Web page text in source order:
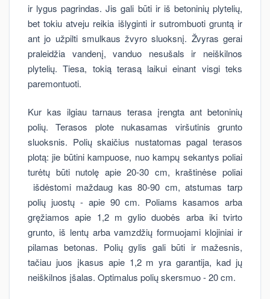
ir lygus pagrindas. Jis gali būti ir iš betoninių plytelių,
bet tokiu atveju reikia išlyginti ir sutrombuoti gruntą ir
ant jo užpilti smulkaus žvyro sluoksnį. Žvyras gerai
praleidžia vandenį, vanduo nesušals ir neiškilnos
plytelių. Tiesa, tokią terasą laikui einant visgi teks
paremontuoti.
Kur kas ilgiau tarnaus terasa įrengta ant betoninių
polių. Terasos plote nukasamas viršutinis grunto
sluoksnis. Polių skaičius nustatomas pagal terasos
plotą: jie būtini kampuose, nuo kampų sekantys poliai
turėtų būti nutolę apie 20-30 cm, kraštinėse poliai
išdėstomi maždaug kas 80-90 cm, atstumas tarp
polių juostų - apie 90 cm. Poliams kasamos arba
gręžiamos apie 1,2 m gylio duobės arba iki tvirto
grunto, iš lentų arba vamzdžių formuojami klojiniai ir
pilamas betonas. Polių gylis gali būti ir mažesnis,
tačiau juos įkasus apie 1,2 m yra garantija, kad jų
neiškilnos įšalas. Optimalus polių skersmuo - 20 cm.